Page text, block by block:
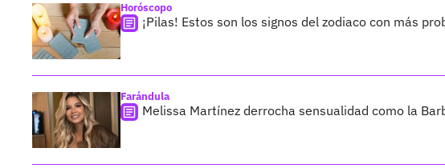
Horóscopo
¡Pilas! Estos son los signos del zodiaco con más
Farándula
Melissa Martínez derrocha sensualidad como la